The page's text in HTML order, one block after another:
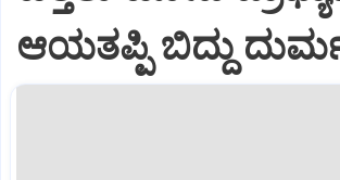
ಆಯತಪ್ಪಿ ಬಿದ್ದು